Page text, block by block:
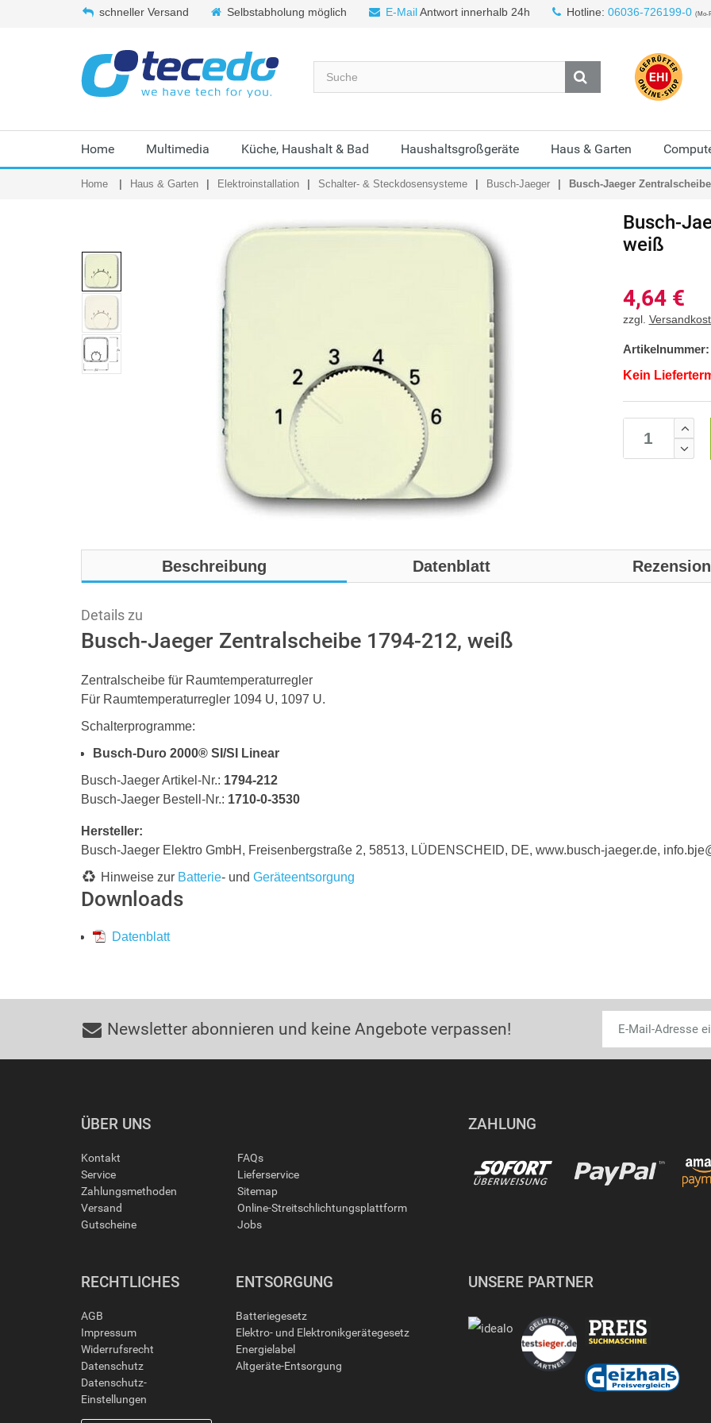
schneller Versand Selbstabholung möglich E-MailAntwort innerhalb 24h Hotline: 06036-726199-0 (Mo-
Home Multimedia Küche, Haushalt & Bad Haushaltsgroßgeräte Haus & Garten
Home Haus & Garten Elektroinstallation Schalter- & Steckdosensysteme Busch-Jaeger Busch-Jaeger
Busch-
weiß
4,64 €
zzgl.
Artikelnummer:
Kein
Beschreibung Datenblatt
Details zu
Busch-Jaeger Zentralscheibe 1794-212, weiß
Zentralscheibe für Raumtemperaturregler
Für Raumtemperaturregler 1094 U, 1097 U.
Schalterprogramme:
Busch-Duro 2000® SI/SI Linear
Busch-Jaeger Artikel-Nr.: 1794-212
Busch-Jaeger Bestell-Nr.: 1710-0-3530
Hersteller:
Busch-Jaeger Elektro GmbH, Freisenbergstraße 2, 58513, LÜDENSCHEID, DE, www.busch-jaeger.de,
Hinweise zur Batterie- und Geräteentsorgung
Downloads
Datenblatt
Newsletter abonnieren und keine Angebote verpassen!
ÜBER UNS
Kontakt
Service
Zahlungsmethoden
Versand
Gutscheine
FAQs
Lieferservice
Sitemap
Online-Streitschlichtungsplattform
Jobs
ZAHLUNG
RECHTLICHES
AGB
Impressum
Widerrufsrecht
Datenschutz
Datenschutz-
Einstellungen
ENTSORGUNG
Batteriegesetz
Elektro- und Elektronikgerätegesetz
Energielabel
Altgeräte-Entsorgung
UNSERE PARTNER